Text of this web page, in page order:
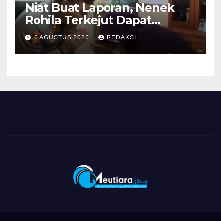
Niat Buat Laporan, Nenek
Rohila Terkejut Dapat
Bantuan dari Kabid Propam
Kombes Pol Eddwi
6 AGUSTUS 2026 REDAKSI